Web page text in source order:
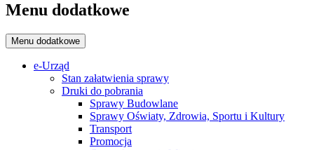
Menu dodatkowe
Menu dodatkowe
e-Urząd
Stan załatwienia sprawy
Druki do pobrania
Sprawy Budowlane
Sprawy Oświaty, Zdrowia, Sportu i Kultury
Transport
Promocja